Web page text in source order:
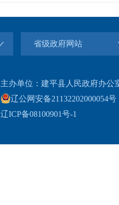
省级政府网站
主办单位：建平县人民政府办公
辽公网安备21132202000054号
辽ICP备08100901号-1